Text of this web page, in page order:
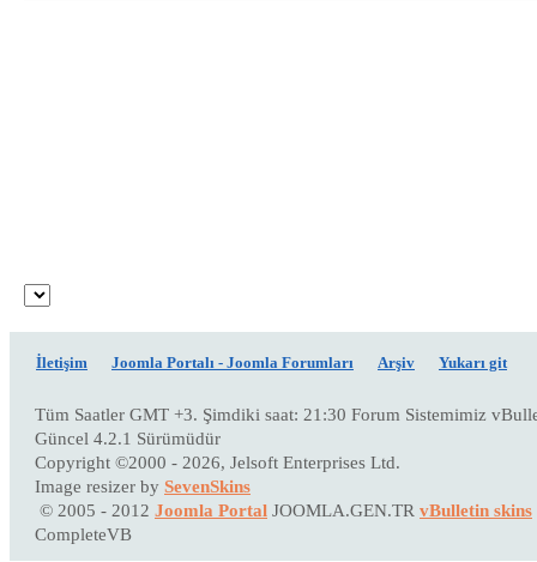
İletişim Joomla Portalı - Joomla Forumları Arşiv Yukarı git
Tüm Saatler GMT +3. Şimdiki saat: 21:30 Forum Sistemimiz
Güncel 4.2.1 Sürümüdür
Copyright ©2000 - 2026, Jelsoft Enterprises Ltd.
Image resizer by SevenSkins
© 2005 - 2012 Joomla Portal JOOMLA.GEN.TR vBulletin skins
CompleteVB